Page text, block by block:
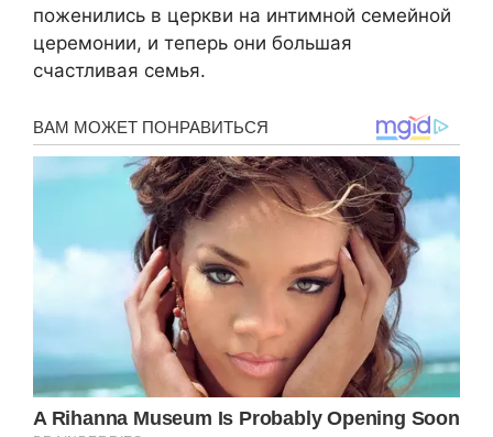
поженились в церкви на интимной семейной
церемонии, и теперь они большая
счастливая семья.